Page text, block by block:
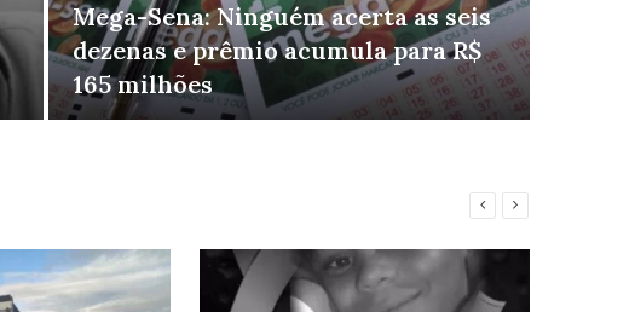
Mega-Sena: Ninguém acerta as seis
dezenas e prêmio acumula para R$
165 milhões